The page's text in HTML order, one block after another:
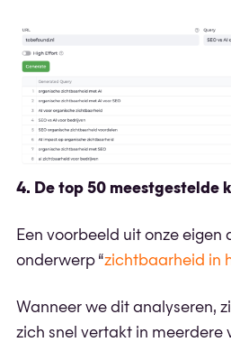
4. De top 50 meestgestelde
Een voorbeeld uit onze eigen
onderwerp “zichtbaarheid in
Wanneer we dit analyseren,
zich snel vertakt in meerdere